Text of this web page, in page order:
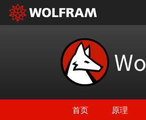
首页 原理